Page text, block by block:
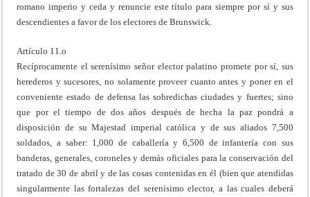
romano imperio y ceda y renuncie este título para siempre por sí y sus
descendientes a favor de los electores de Brunswick.
Artículo 11.o
Recíprocamente el serenísimo señor elector palatino promete por sí, sus
herederos y sucesores, no solamente proveer cuanto antes y poner en el
conveniente estado de defensa las sobredichas ciudades y fuertes; sino
que por el tiempo de dos años después de hecha la paz pondrá a
disposición de su Majestad imperial católica y de sus aliados 7,500
soldados, a saber: 1,000 de caballería y 6,500 de infantería con sus
banderas, generales, coroneles y demás oficiales para la conservación del
tratado de 30 de abril y de las cosas contenidas en él (bien que atendidas
singularmente las fortalezas del serenísimo elector, a las cuales deberá